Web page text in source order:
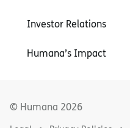
Investor Relations
Humana’s Impact
© Humana 2026